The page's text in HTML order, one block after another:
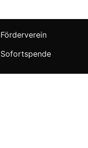
Förderverein
Sofortspende